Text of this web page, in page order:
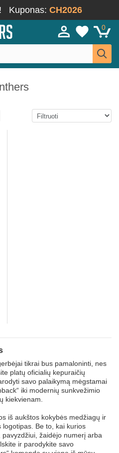
Kuponas: CH2026
0
tikrai bus pamaloninti, nes
platų oficialių kepuraičių
savo palaikymą mėgstamai
iki modernių sunkvežimio
kiekvienam.
iš aukštos kokybės medžiagų ir
logotipas. Be to, kai kurios
žaidėjo numerį arba
ir parodykite savo